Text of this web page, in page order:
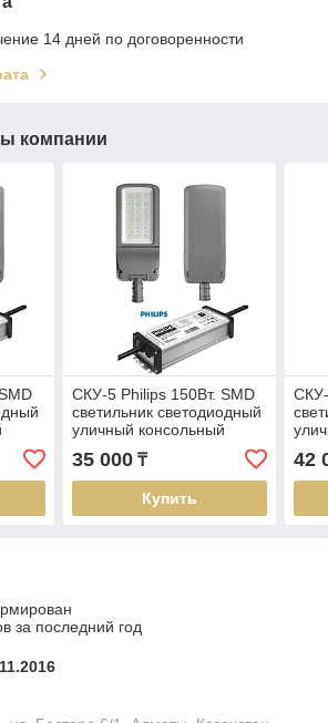
14 дней по договоренности
компании
СКУ-5 Philips 150Вт. SMD
светильник светодиодный
уличный консольный
35 000₸
Купить
42
за последний год